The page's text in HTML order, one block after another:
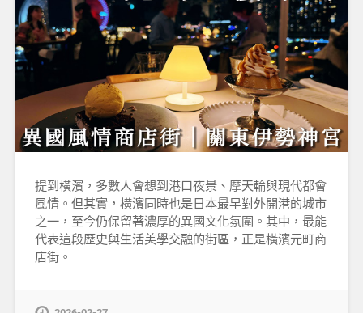
提到橫濱，多數人會想到港口夜景、摩天輪與現代都會
風情。但其實，橫濱同時也是日本最早對外開港的城市
之一，至今仍保留著濃厚的異國文化氛圍。其中，最能
代表這段歷史與生活美學交融的街區，正是橫濱元町商
店街。